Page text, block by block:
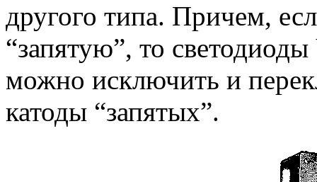
другого типа. Причем,
“запятую”, то
можно исключить и
катоды “запятых”.